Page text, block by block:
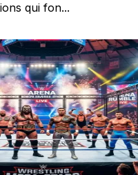
qui fon...